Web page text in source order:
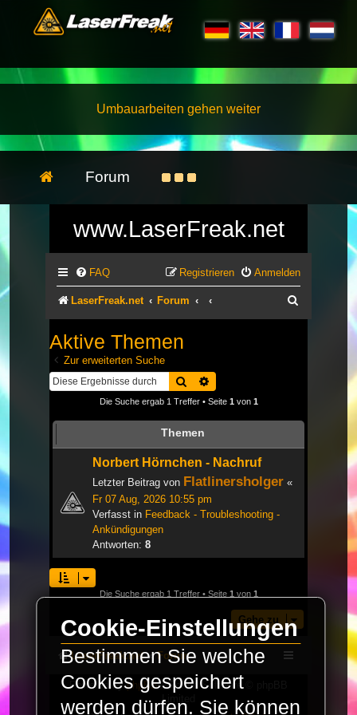
Umbauarbeiten gehen weiter
Forum
www.LaserFreak.net
FAQ Anmelden
Registrieren
LaserFreak.net Forum
Aktive Themen
Zur erweiterten Suche
Suche
Die Suche ergab 1 Treffer • Seite 1von 1
Themen
Norbert Hörnchen - Nachruf
Letzter Beitrag von Flatlinersholger «
Fr 07 Aug, 2026 10:55 pm
Verfasst in Feedback - Troubleshooting -
Ankündigungen
Antworten: 8
Die Suche ergab 1 Treffer • Seite 1 von 1
Gehe zu
LaserFreak.net Forum
Powered byphpBB® Forum Software © phpBB
Limited
Cookie-Einstellungen
Bestimmen Sie welche
Cookies gespeichert
werden dürfen. Sie können